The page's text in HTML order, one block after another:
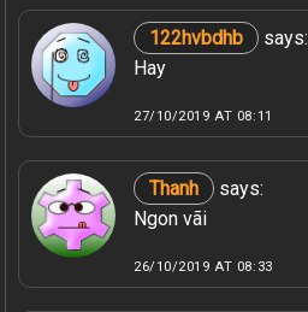
122hvbdhb
says:
Hay
27/10/2019 AT 08:11
Thanh
says:
Ngon vãi
26/10/2019 AT 08:33